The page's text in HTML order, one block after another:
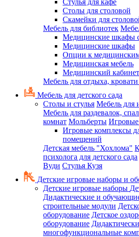
Cтулья для кафе
Cтолы для столовой
Скамейки для
Мебель для библиотек
Медицинские шкафы
Медицинские шкафы
Опции к
Медицинская мебель
Медицинский кабинет
Мебель для отдыха,
Мебель для детского сада
Столы и стулья Мебель для
Мебель для раздевалок,
комнат Мольберты
Игровые комплексы
помещений
Детская мебель "Хохлома"
психолога для детского сада
Вуди Стулья Кузя
Детские игровые наборы и
Детские игровые наборы
Дидактические и
строительные модули
оборудование Детское
оборудование
многофункциональные